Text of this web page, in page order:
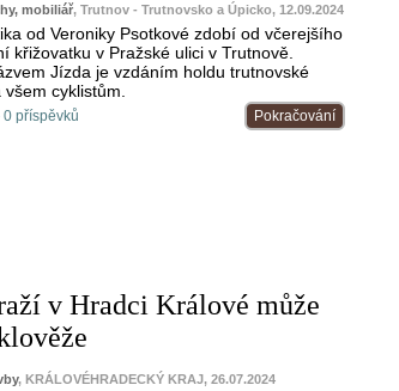
mobiliář, Trutnov - Trutnovsko a Úpicko, 12.09.2024
od Veroniky Psotkové zdobí od včerejšího
křižovatku v Pražské ulici v Trutnově.
Jízda je vzdáním holdu trutnovské
cyklistům.
Pokračování
0 příspěvků
v Hradci Králové může
, KRÁLOVÉHRADECKÝ KRAJ, 26.07.2024